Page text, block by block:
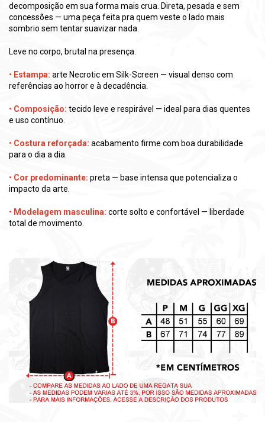
decomposição em sua forma mais crua. Direta, pesada e sem
concessões — uma peça feita pra quem veste o lado mais
sombrio sem tentar suavizar nada.
Leve no corpo, brutal na presença.
• Estampa: arte Necrotic em Silk-Screen — visual denso com
referências ao horror e à decadência.
• Composição: tecido leve e respirável — ideal para dias quentes
e uso contínuo.
• Costura reforçada: acabamento firme com boa durabilidade
para o dia a dia.
• Cor predominante: preta — base intensa que potencializa o
impacto da arte.
• Modelagem masculina: corte solto e confortável — liberdade
total de movimento.